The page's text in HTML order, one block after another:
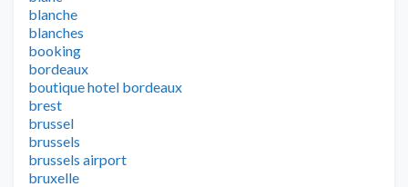
blanche
blanches
booking
bordeaux
boutique hotel bordeaux
brest
brussel
brussels
brussels airport
bruxelle